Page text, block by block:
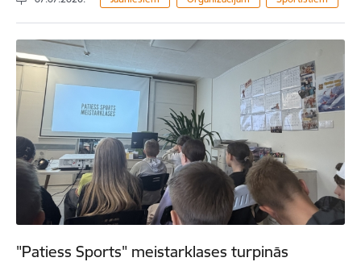
"Patiess Sports" meistarklases turpinās